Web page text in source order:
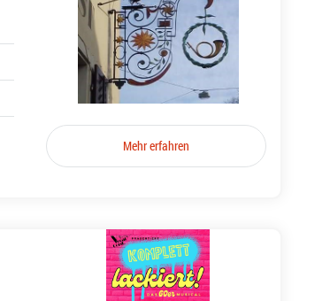
Mehr erfahren